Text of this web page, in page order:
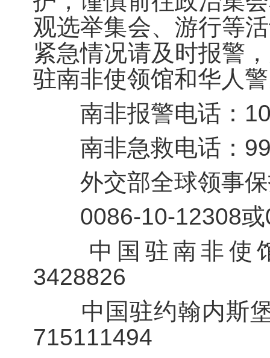
观选举集会、游行等
紧急情况请及时报警
驻南非使领馆和华人
南非报警电话：
南非急救电话：
外交部全球领事保
0086-10-12308或
中国驻南非使馆
3428826
中国驻约翰内斯堡
715111494